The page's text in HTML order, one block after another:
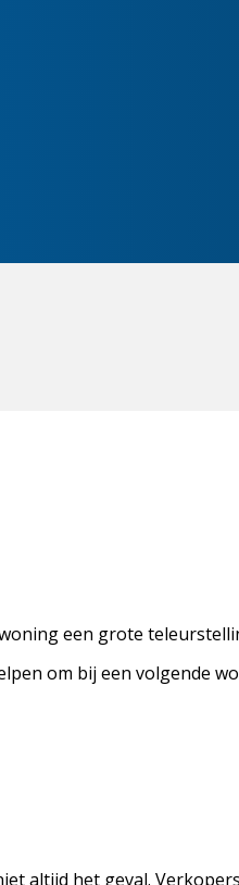
een grote
om bij een volgende
altijd het geval.